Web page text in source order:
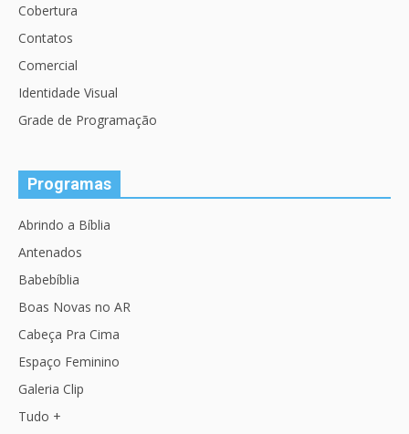
Cobertura
Contatos
Comercial
Identidade Visual
Grade de Programação
Programas
Abrindo a Bíblia
Antenados
Babebíblia
Boas Novas no AR
Cabeça Pra Cima
Espaço Feminino
Galeria Clip
Tudo +